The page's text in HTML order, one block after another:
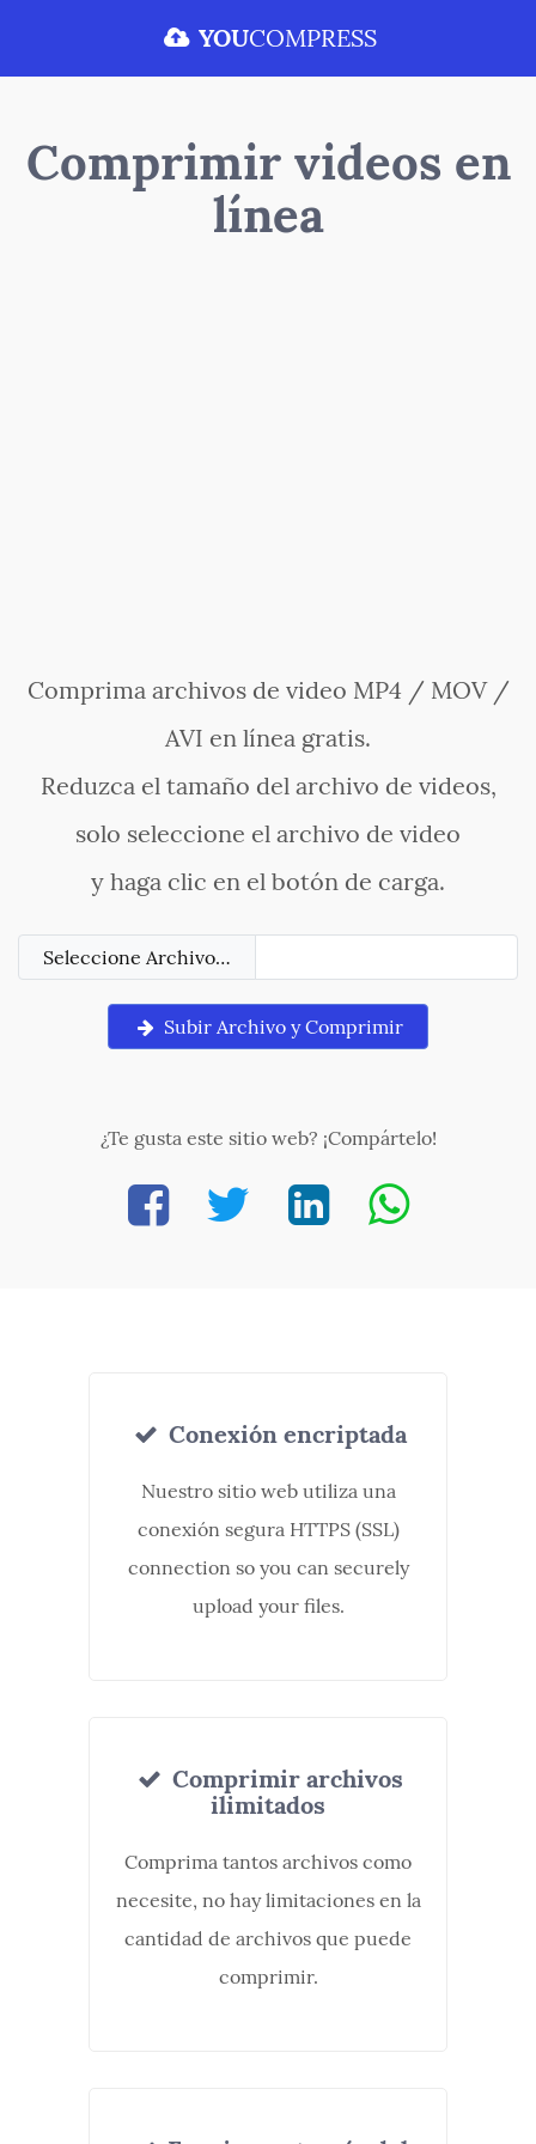
YOUCOMPRESS
Comprimir videos en
línea
Comprima archivos de video MP4 / MOV /
AVI en línea gratis.
Reduzca el tamaño del archivo de videos,
solo seleccione el archivo de video
y haga clic en el botón de carga.
Seleccione Archivo…
Subir Archivo y Comprimir
¿Te gusta este sitio web? ¡Compártelo!
Conexión encriptada
Nuestro sitio web utiliza una
conexión segura HTTPS (SSL)
connection so you can securely
upload your files.
Comprimir archivos
ilimitados
Comprima tantos archivos como
necesite, no hay limitaciones en la
cantidad de archivos que puede
comprimir.